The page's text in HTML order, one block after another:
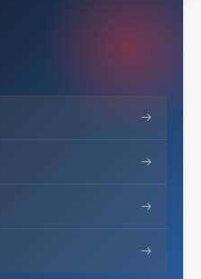
→
→
→
→